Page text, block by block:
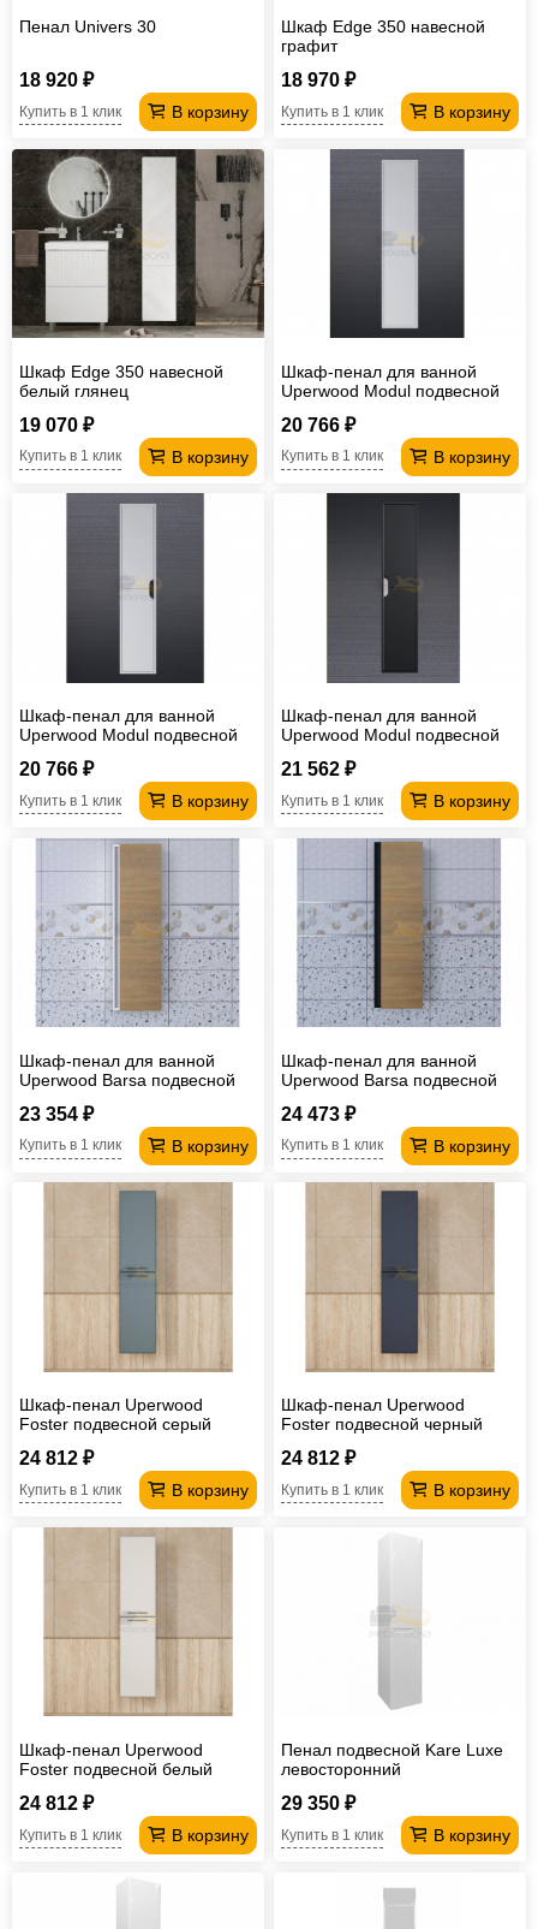
Пенал Univers 30
18 920 ₽
В корзину
Купить в 1 клик
Шкаф Edge 350 навесной
графит
18 970 ₽
В корзину
Купить в 1 клик
Шкаф Edge 350 навесной
белый глянец
19 070 ₽
В корзину
Купить в 1 клик
Шкаф-пенал для ванной
Uperwood Modul подвесной
20 766 ₽
В корзину
Купить в 1 клик
Шкаф-пенал для ванной
Uperwood Modul подвесной
20 766 ₽
В корзину
Купить в 1 клик
Шкаф-пенал для ванной
Uperwood Modul подвесной
21 562 ₽
В корзину
Купить в 1 клик
Шкаф-пенал для ванной
Uperwood Barsa подвесной
23 354 ₽
В корзину
Купить в 1 клик
Шкаф-пенал для ванной
Uperwood Barsa подвесной
24 473 ₽
В корзину
Купить в 1 клик
Шкаф-пенал Uperwood
Foster подвесной серый
24 812 ₽
В корзину
Купить в 1 клик
Шкаф-пенал Uperwood
Foster подвесной черный
24 812 ₽
В корзину
Купить в 1 клик
Шкаф-пенал Uperwood
Foster подвесной белый
24 812 ₽
В корзину
Купить в 1 клик
Пенал подвесной Kare Luxe
левосторонний
29 350 ₽
В корзину
Купить в 1 клик